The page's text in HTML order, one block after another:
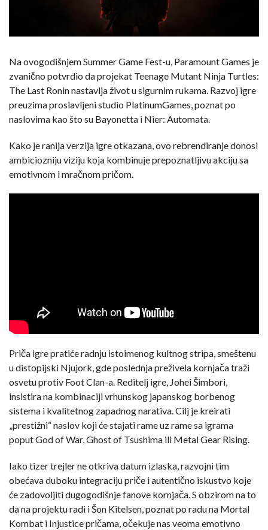
Na ovogodišnjem Summer Game Fest-u, Paramount Games je
zvanično potvrdio da projekat Teenage Mutant Ninja Turtles:
The Last Ronin nastavlja život u sigurnim rukama. Razvoj igre
preuzima proslavljeni studio PlatinumGames, poznat po
naslovima kao što su Bayonetta i Nier: Automata.
Kako je ranija verzija igre otkazana, ovo rebrendiranje donosi
ambiciozniju viziju koja kombinuje prepoznatljivu akciju sa
emotivnom i mračnom pričom.
Priča igre pratiće radnju istoimenog kultnog stripa, smeštenu
u distopijski Njujork, gde poslednja preživela kornjača traži
osvetu protiv Foot Clan-a. Reditelj igre, Johei Šimbori,
insistira na kombinaciji vrhunskog japanskog borbenog
sistema i kvalitetnog zapadnog narativa. Cilj je kreirati
„prestižni“ naslov koji će stajati rame uz rame sa igrama
poput God of War, Ghost of Tsushima ili Metal Gear Rising.
Iako tizer trejler ne otkriva datum izlaska, razvojni tim
obećava duboku integraciju priče i autentično iskustvo koje
će zadovoljiti dugogodišnje fanove kornjača. S obzirom na to
da na projektu radi i Šon Kitelsen, poznat po radu na Mortal
Kombat i Injustice pričama, očekuje nas veoma emotivno